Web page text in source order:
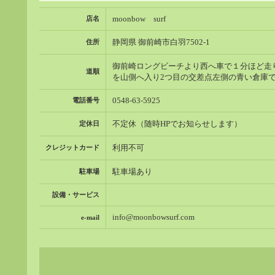
店名 moonbow surf
住所 静岡県 御前崎市白羽7502-1
道順
御前崎ロングビーチより西へ車で１分ほど
を山側へ入り2つ目の交差点左側の青い倉庫
電話番号 0548-63-5925
定休日 不定休（随時HPでお知らせします）
クレジットカード 利用不可
駐車場 駐車場あり
設備・サービス
e-mail info@moonbowsurf.com